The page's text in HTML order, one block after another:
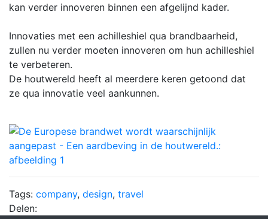
kan verder innoveren binnen een afgelijnd kader.
Innovaties met een achilleshiel qua brandbaarheid,
zullen nu verder moeten innoveren om hun achilleshiel
te verbeteren.
De houtwereld heeft al meerdere keren getoond dat
ze qua innovatie veel aankunnen.
Tags: company, design, travel
Delen: